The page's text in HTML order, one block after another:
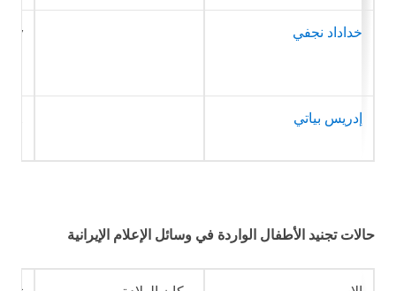
خداداد نجفي 7 يونيو/حزيران 1999
إدريس بياتي
حالات تجنيد الأطفال الواردة في وسائل الإعلام الإيرانية